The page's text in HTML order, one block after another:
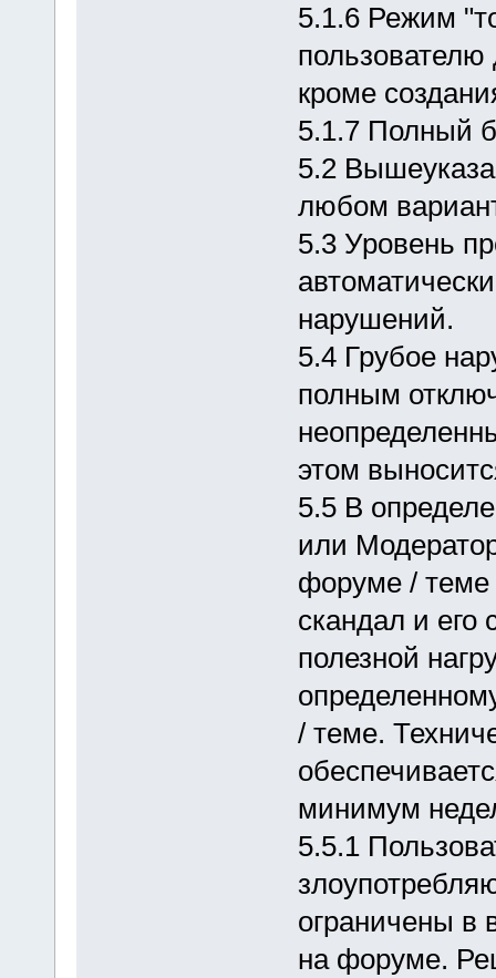
5.1.6 Режим
кроме
5.1.7 Полный
5.2
любом
5.3 Уровень
нарушений.
5.4 Грубое
полным
этом
5.5 В
или
форуме / теме
скандал и его
полезной
/ теме.
минимум
5.5.1
ограничены в
на форуме.